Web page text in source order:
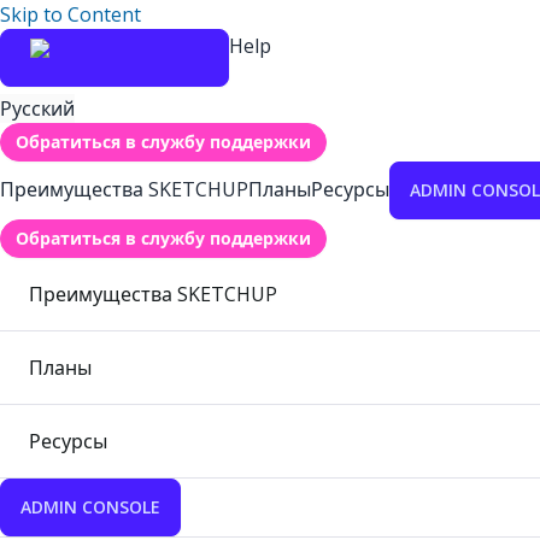
Skip to Content
Help
Русский
Обратиться в службу поддержки
Преимущества SKETCHUPПланыРесурсы ADMIN
Обратиться в службу поддержки
Преимущества SKETCHUP
Планы
Ресурсы
ADMIN CONSOLE